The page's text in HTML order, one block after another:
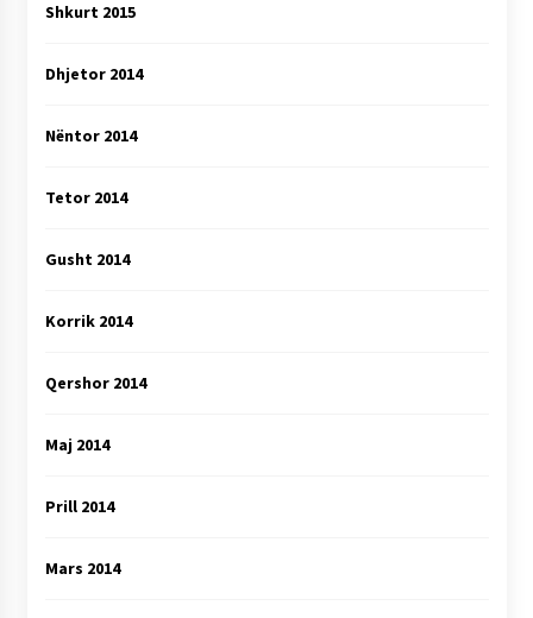
Shkurt 2015
Dhjetor 2014
Nëntor 2014
Tetor 2014
Gusht 2014
Korrik 2014
Qershor 2014
Maj 2014
Prill 2014
Mars 2014